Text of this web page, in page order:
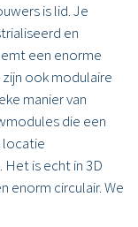
is lid. Je
en
een enorme
ook modulaire
manier van
die een
locatie
is echt in 3D
enorm circulair. We